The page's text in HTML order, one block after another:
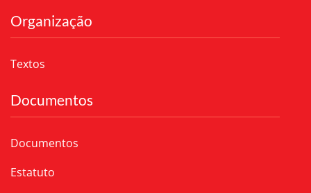
Organização
Textos
Documentos
Documentos
Estatuto